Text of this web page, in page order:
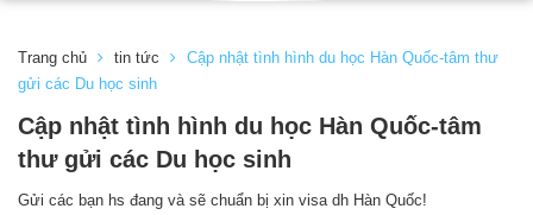
Trang chủ tin tức
Cập nhật tình hình du học Hàn Quốc-tâm thư
gửi các Du học sinh
Cập nhật tình hình du học Hàn Quốc-tâm
thư gửi các Du học sinh
Gửi các bạn hs đang và sẽ chuẩn bị xin visa dh Hàn Quốc!